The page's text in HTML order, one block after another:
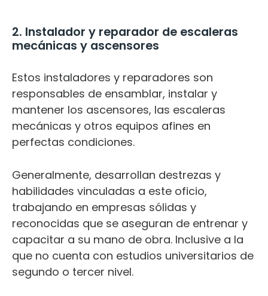
2. Instalador y reparador de escaleras
mecánicas y ascensores
Estos instaladores y reparadores son
responsables de ensamblar, instalar y
mantener los ascensores, las escaleras
mecánicas y otros equipos afines en
perfectas condiciones.
Generalmente, desarrollan destrezas y
habilidades vinculadas a este oficio,
trabajando en empresas sólidas y
reconocidas que se aseguran de entrenar y
capacitar a su mano de obra. Inclusive a la
que no cuenta con estudios universitarios de
segundo o tercer nivel.